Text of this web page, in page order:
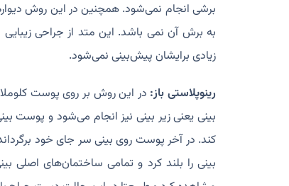
برشی انجام نمی‌شود. همچنین در این روش
به برش آن نمی باشد. این متد از جراحی
زیادی برایشان پیش‌بینی نمی‌شود.
رینوپلاستی باز: در این روش بر روی پوست
بینی یعنی زیر بینی نیز انجام می‌شود و پوست
کند. در آخر پوست روی بینی سر جای خود
بینی را بلند کرد و تمامی ساختمان‌های